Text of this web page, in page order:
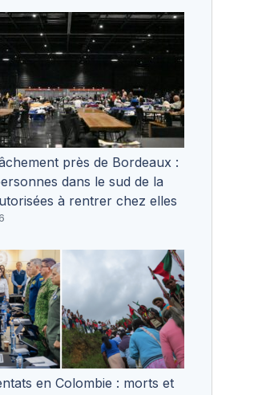
près de Bordeaux :
dans le sud de la
à rentrer chez elles
en Colombie : morts et